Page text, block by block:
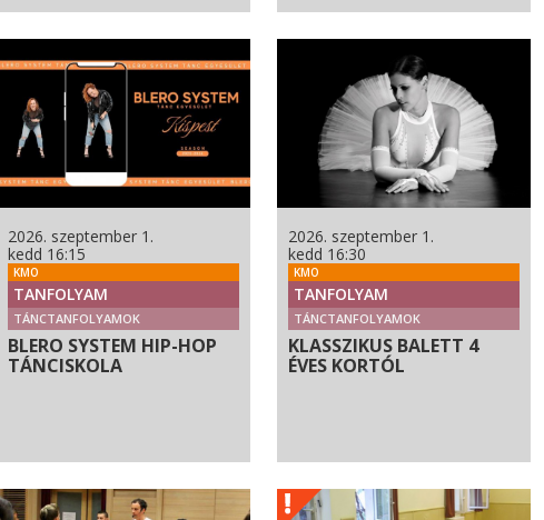
2026. szeptember 1.
kedd 16:15
KMO
TANFOLYAM
TÁNCTANFOLYAMOK
BLERO SYSTEM HIP-HOP
TÁNCISKOLA
2026. szeptember 1.
kedd 16:30
KMO
TANFOLYAM
TÁNCTANFOLYAMOK
KLASSZIKUS BALETT 4
ÉVES KORTÓL